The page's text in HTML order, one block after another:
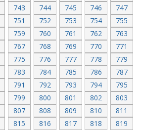
743 744 745 746
747
751 752 753 754
755
759 760 761 762
763
767 768 769 770
771
775 776 777 778
779
783 784 785 786
787
791 792 793 794
795
799 800 801 802
803
807 808 809 810
811
815 816 817 818
819